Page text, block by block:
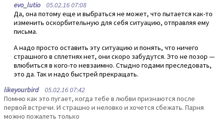
evo_lutio05.02.16 07:08
Да, она потому еще и выбраться не может, что пытается как-то
изменить оскорбительную для себя ситуацию, отправляя ему
письма.
А надо просто оставить эту ситуацию и понять, что ничего
страшного в сплетнях нет, они скоро забудутся. Это не позор —
влюбиться в кого-то невзаимно. Стыдно годами преследовать,
это да. Так и надо быстрей прекращать.
likeyourbird05.02.16 07:42
Помню как это пугает, когда тебе в любви признаются после
первой встречи. И страшно и неловко и хочется сбежать. Парня
можно пожалеть только